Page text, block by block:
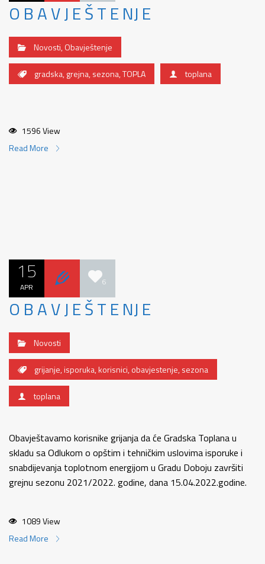
O B A V J E Š T E NJ E
Novosti,Obavještenje
gradska,grejna,sezona,TOPLA toplana
1596 View
Read More
15
APR 6
O B A V J E Š T E NJ E
Novosti
grijanje,isporuka,korisnici,obavjestenje,sezona
toplana
Obavještavamo korisnike grijanja da će Gradska Toplana u
skladu sa Odlukom o opštim i tehničkim uslovima isporuke i
snabdijevanja toplotnom energijom u Gradu Doboju završiti
grejnu sezonu 2021/2022. godine, dana 15.04.2022.godine.
1089 View
Read More